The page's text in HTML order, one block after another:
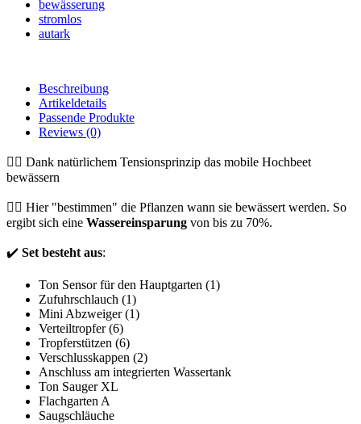
bewässerung
stromlos
autark
Beschreibung
Artikeldetails
Passende Produkte
Reviews (0)
👉🏻 Dank natürlichem Tensionsprinzip das mobile Hochbeet
bewässern
👆🏻 Hier "bestimmen" die Pflanzen wann sie bewässert werden. So
ergibt sich eine Wassereinsparung von bis zu 70%.
✔️ Set besteht aus:
Ton Sensor für den Hauptgarten (1)
Zufuhrschlauch (1)
Mini Abzweiger (1)
Verteiltropfer (6)
Tropferstützen (6)
Verschlusskappen (2)
Anschluss am integrierten Wassertank
Ton Sauger XL
Flachgarten A
Saugschläuche